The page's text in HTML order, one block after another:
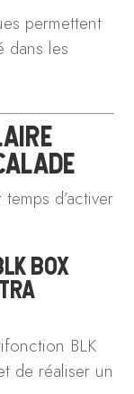
permettent
dans les
d’activer
BOX
BLK
de réaliser un